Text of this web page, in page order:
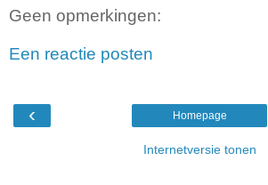
Geen opmerkingen:
Een reactie posten
‹ Homepage
Internetversie tonen